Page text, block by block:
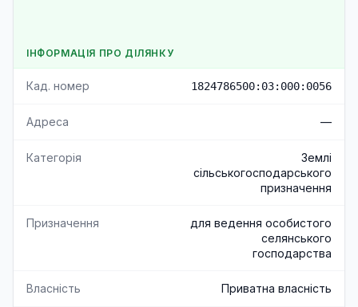
ІНФОРМАЦІЯ ПРО ДІЛЯНКУ
Кад. номер 1824786500:03:000:0056
Адреса —
Категорія
Землі
сільськогосподарського
призначення
Призначення
для ведення особистого
селянського
господарства
Власність Приватна власність